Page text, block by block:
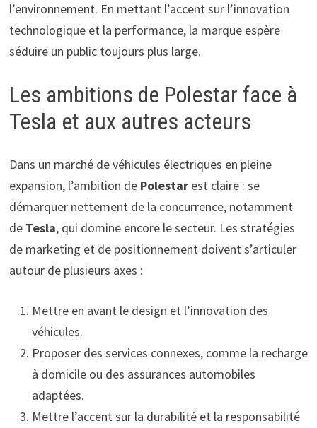
l’environnement. En mettant l’accent sur l’innovation
technologique et la performance, la marque espère
séduire un public toujours plus large.
Les ambitions de Polestar face à
Tesla et aux autres acteurs
Dans un marché de véhicules électriques en pleine
expansion, l’ambition de Polestarest claire : se
démarquer nettement de la concurrence, notamment
de Tesla, qui domine encore le secteur. Les stratégies
de marketing et de positionnement doivent s’articuler
autour de plusieurs axes :
Mettre en avant le design et l’innovation des
véhicules.
Proposer des services connexes, comme la recharge
à domicile ou des assurances automobiles
adaptées.
Mettre l’accent sur la durabilité et la responsabilité